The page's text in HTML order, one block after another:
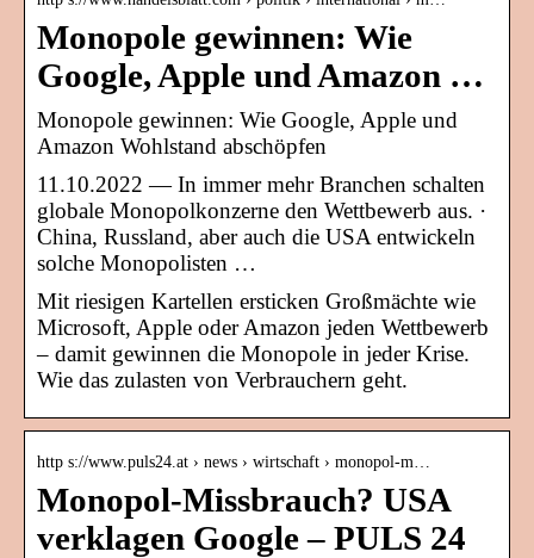
Monopole gewinnen: Wie
Google, Apple und Amazon …
Monopole gewinnen: Wie Google, Apple und
Amazon Wohlstand abschöpfen
11.10.2022 — In immer mehr Branchen schalten
globale Monopolkonzerne den Wettbewerb aus. ·
China, Russland, aber auch die USA entwickeln
solche Monopolisten …
Mit riesigen Kartellen ersticken Großmächte wie
Microsoft, Apple oder Amazon jeden Wettbewerb
– damit gewinnen die Monopole in jeder Krise.
Wie das zulasten von Verbrauchern geht.
http s://www.puls24.at › news › wirtschaft › monopol-m…
Monopol-Missbrauch? USA
verklagen Google – PULS 24